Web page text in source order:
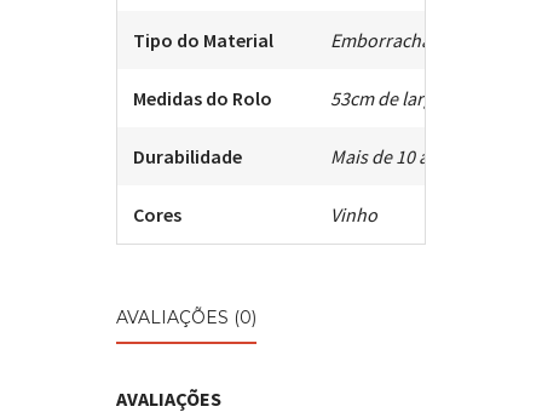
Tipo do Material Emborrachado
Medidas do Rolo 53cm de largura X 10m
Durabilidade Mais de 10 anos
Cores Vinho
AVALIAÇÕES (0)
AVALIAÇÕES